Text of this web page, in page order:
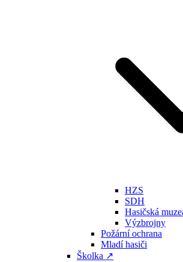
HZS
SDH
Hasičská
Výzbrojny
Požární ochrana
Mladí hasiči
Školka ↗